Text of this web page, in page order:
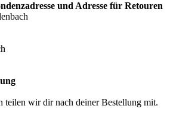
und Adresse für Retouren
teilen wir dir nach deiner Bestellung mit.